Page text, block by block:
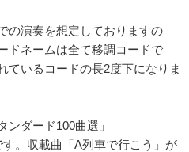
の演奏を想定しておりますの
ドネームは全て移調コードで
ているコードの長2度下になりま
ダード100曲選」
す。収載曲「A列車で行こう」が